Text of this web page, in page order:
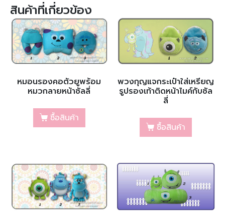
สินค้าที่เกี่ยวข้อง
หมอนรองคอตัวยูพร้อม
หมวกลายหน้าซัลลี่
ซื้อสินค้า
พวงกุญแจกระเป๋าใส่เหรียญ
รูปรองเท้าติดหน้าไมค์กับซัล
ลี่
ซื้อสินค้า